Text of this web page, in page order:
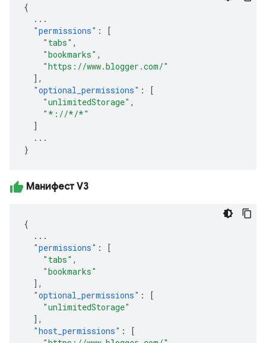
{
...
"permissions" :
[
"tabs" ,
"bookmarks" ,
"https://www.blogger.com/"
],
"optional_permissions" :
[
"unlimitedStorage" ,
"*://*/*"
]
...
}
Манифест V3
{
...
"permissions" :
[
"tabs" ,
"bookmarks"
],
"optional_permissions" :
[
"unlimitedStorage"
],
"host_permissions" :
[